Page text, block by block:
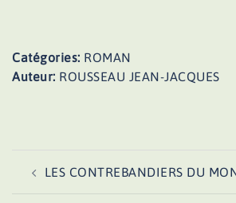
Catégories: ROMAN
Auteur: ROUSSEAU JEAN-JACQUES
d’article
LES CONTREBANDIERS DU